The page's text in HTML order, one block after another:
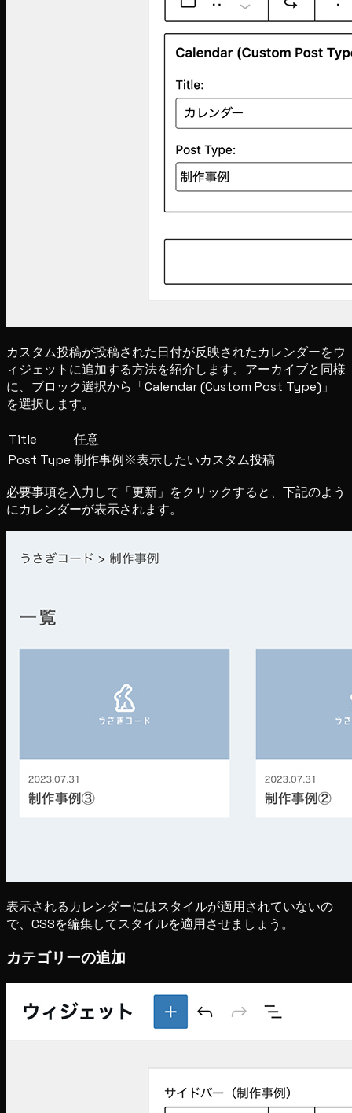
カスタム投稿が投稿された日付が反映されたカレンダーをウ
ィジェットに追加する方法を紹介します。アーカイブと同様
に、ブロック選択から「Calendar (Custom Post Type)」
を選択します。
Title
任意
Post Type 制作事例※表示したいカスタム投稿
必要事項を入力して「更新」をクリックすると、下記のよう
にカレンダーが表示されます。
表示されるカレンダーにはスタイルが適用されていないの
で、CSSを編集してスタイルを適用させましょう。
カテゴリーの追加